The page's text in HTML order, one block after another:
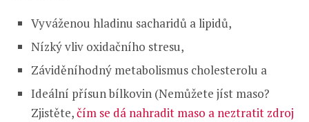
Vyváženou hladinu sacharidů a lipidů,
Nízký vliv oxidačního stresu,
Záviděníhodný metabolismus cholesterolu a
Ideální přísun bílkovin (Nemůžete jíst maso?
Zjistěte,čím se dá nahradit maso a neztratit zdroj